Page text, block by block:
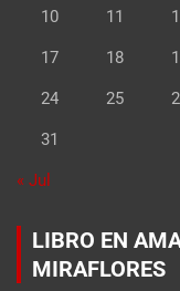
10 11
17 18
24 25
31
« Jul
LIBRO EN
MIRAFLORES